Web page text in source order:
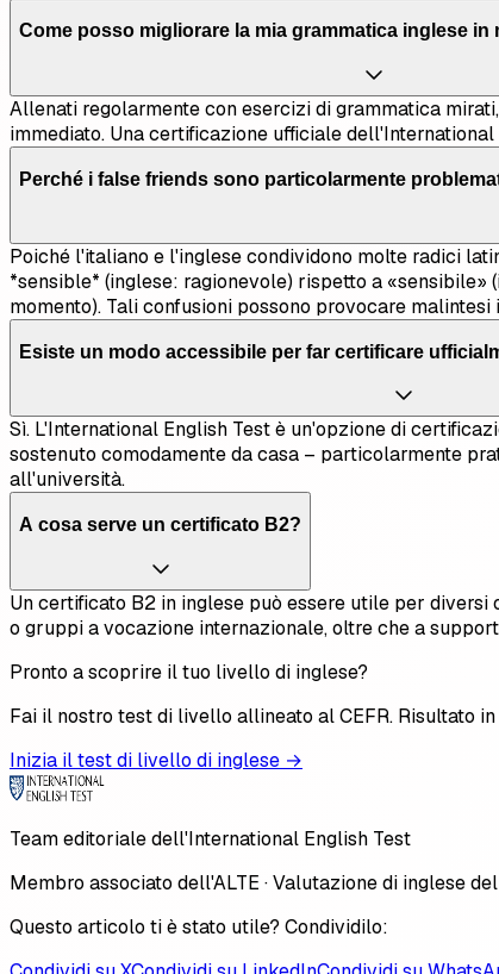
Come posso migliorare la mia grammatica inglese in
Allenati regolarmente con esercizi di grammatica
immediato. Una certificazione ufficiale
Perché i false friends sono particolarmente
Poiché l'italiano e l'inglese condividono molte radici
*sensible* (inglese: ragionevole) rispetto a
momento). Tali confusioni possono provocare
Esiste un modo accessibile per far certificare
Sì. L'International English Test è un'opzione di
sostenuto comodamente da casa – particolarmente
all'università.
A cosa serve un certificato B2?
Un certificato B2 in inglese può essere utile per
o gruppi a vocazione internazionale, oltre che a
Pronto a scoprire il tuo livello di inglese?
Fai il nostro test di livello allineato al CEFR. Risultato
Inizia il test di livello di inglese →
Team editoriale dell'International English Test
Membro associato dell'ALTE · Valutazione di inglese
Questo articolo ti è stato utile? Condividilo: